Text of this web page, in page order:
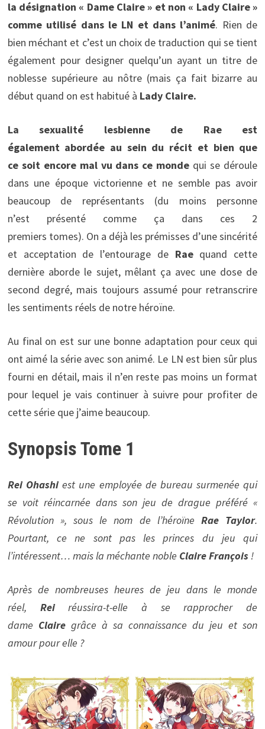
la désignation « Dame Claire » et non « Lady Claire »
comme utilisé dans le LN et dans l’animé. Rien de
bien méchant et c’est un choix de traduction qui se tient
également pour designer quelqu’un ayant un titre de
noblesse supérieure au nôtre (mais ça fait bizarre au
début quand on est habitué à Lady Claire.
La sexualité lesbienne de Rae est
également abordée au sein du récit et bien que
ce soit encore mal vu dans ce monde qui se déroule
dans une époque victorienne et ne semble pas avoir
beaucoup de représentants (du moins personne
n’est présenté comme ça dans ces 2
premiers tomes). On a déjà les prémisses d’une sincérité
et acceptation de l’entourage de Rae quand cette
dernière aborde le sujet, mêlant ça avec une dose de
second degré, mais toujours assumé pour retranscrire
les sentiments réels de notre héroïne.
Au final on est sur une bonne adaptation pour ceux qui
ont aimé la série avec son animé. Le LN est bien sûr plus
fourni en détail, mais il n’en reste pas moins un format
pour lequel je vais continuer à suivre pour profiter de
cette série que j’aime beaucoup.
Synopsis Tome 1
Rei Ohashiest une employée de bureau surmenée qui
se voit réincarnée dans son jeu de drague préféré «
Révolution », sous le nom de l’héroïneRae Taylor.
Pourtant, ce ne sont pas les princes du jeu qui
l’intéressent… mais la méchante noble Claire François!
Après de nombreuses heures de jeu dans le monde
réel, Reiréussira-t-elle à se rapprocher de
dame Clairegrâce à sa connaissance du jeu et son
amour pour elle ?